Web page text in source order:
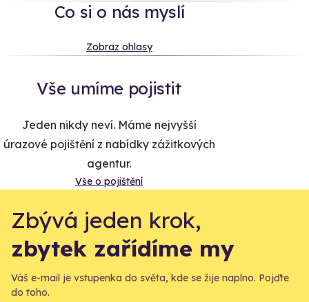
Co si o nás myslí
Zobraz ohlasy
Vše umíme pojistit
Jeden nikdy neví. Máme nejvyšší
úrazové pojištění z nabídky zážitkových
agentur.
Vše o pojištění
Zbývá jeden krok,
zbytek zařídíme my
Váš e-mail je vstupenka do světa, kde se žije naplno. Pojďte
do toho.